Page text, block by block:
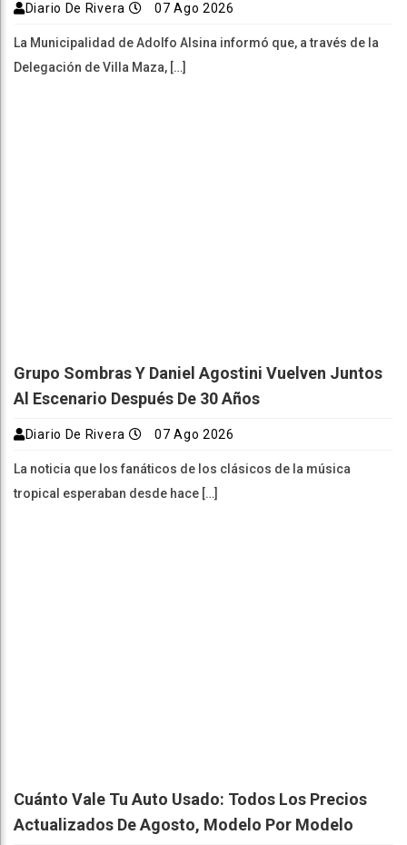
Diario De Rivera 07 Ago 2026
La Municipalidad de Adolfo Alsina informó que, a través de la
Delegación de Villa Maza, […]
Grupo Sombras Y Daniel Agostini Vuelven Juntos
Al Escenario Después De 30 Años
Diario De Rivera 07 Ago 2026
La noticia que los fanáticos de los clásicos de la música
tropical esperaban desde hace […]
Cuánto Vale Tu Auto Usado: Todos Los Precios
Actualizados De Agosto, Modelo Por Modelo